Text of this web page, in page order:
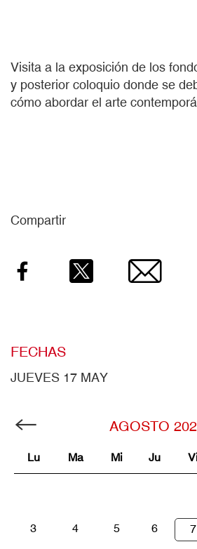
Visita a la exposición de los
y posterior coloquio donde se
cómo abordar el arte
Compartir
Facebook Email
FECHAS
JUEVES 17 MAY
AGOSTO
Lu Ma Mi Ju
3 4 5 6 7